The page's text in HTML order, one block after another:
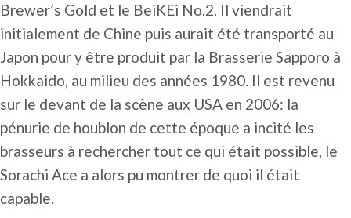
Brewer’s Gold et le BeiKEi No.2. Il viendrait
initialement de Chine puis aurait été transporté au
Japon pour y être produit par la Brasserie Sapporo à
Hokkaido, au milieu des années 1980. Il est revenu
sur le devant de la scène aux USA en 2006: la
pénurie de houblon de cette époque a incité les
brasseurs à rechercher tout ce qui était possible, le
Sorachi Ace a alors pu montrer de quoi il était
capable.